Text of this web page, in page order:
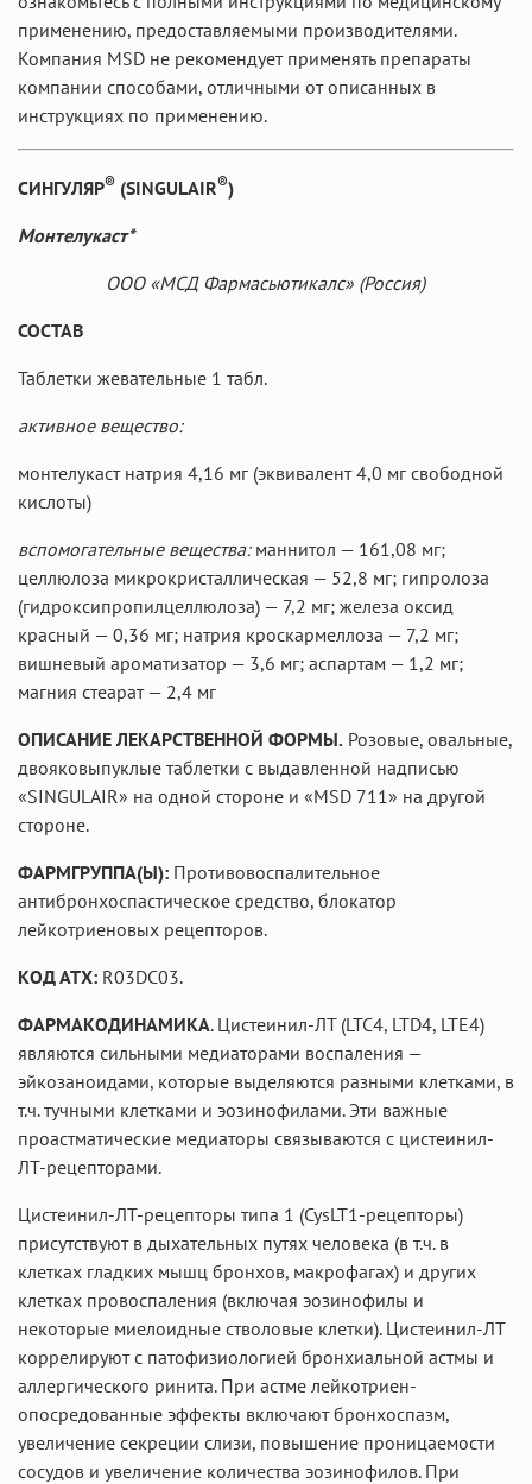
применению, предоставляемыми производителями.
Компания MSD не рекомендует применять препараты
компании способами, отличными от описанных в
инструкциях по применению.
СИНГУЛЯР® (SINGULAIR®)
Монтелукаст*
ООО «МСД Фармасьютикалс» (Россия)
СОСТАВ
Таблетки жевательные 1 табл.
активное вещество:
монтелукаст натрия 4,16 мг (эквивалент 4,0 мг свободной
кислоты)
вспомогательные вещества:маннитол — 161,08 мг;
целлюлоза микрокристаллическая — 52,8 мг; гипролоза
(гидроксипропилцеллюлоза) — 7,2 мг; железа оксид
красный — 0,36 мг; натрия кроскармеллоза — 7,2 мг;
вишневый ароматизатор — 3,6 мг; аспартам — 1,2 мг;
магния стеарат — 2,4 мг
ОПИСАНИЕ ЛЕКАРСТВЕННОЙ ФОРМЫ. Розовые, овальные,
двояковыпуклые таблетки с выдавленной надписью
«SINGULAIR» на одной стороне и «MSD 711» на другой
стороне.
ФАРМГРУППА(Ы): Противовоспалительное
антибронхоспастическое средство, блокатор
лейкотриеновых рецепторов.
КОД АТХ: R03DC03.
ФАРМАКОДИНАМИКА. Цистеинил-ЛТ (LTC4, LTD4, LTE4)
являются сильными медиаторами воспаления —
эйкозаноидами, которые выделяются разными клетками, в
т.ч. тучными клетками и эозинофилами. Эти важные
проастматические медиаторы связываются с цистеинил-
ЛТ-рецепторами.
Цистеинил-ЛТ-рецепторы типа 1 (CysLT1-рецепторы)
присутствуют в дыхательных путях человека (в т.ч. в
клетках гладких мышц бронхов, макрофагах) и других
клетках провоспаления (включая эозинофилы и
некоторые миелоидные стволовые клетки). Цистеинил-ЛТ
коррелируют с патофизиологией бронхиальной астмы и
аллергического ринита. При астме лейкотриен-
опосредованные эффекты включают бронхоспазм,
увеличение секреции слизи, повышение проницаемости
сосудов и увеличение количества эозинофилов. При